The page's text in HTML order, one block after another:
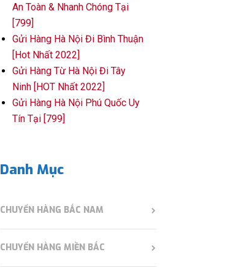
An Toàn & Nhanh Chóng Tại
[799]
Gửi Hàng Hà Nội Đi Bình Thuận
[Hot Nhất 2022]
Gửi Hàng Từ Hà Nội Đi Tây
Ninh [HOT Nhất 2022]
Gửi Hàng Hà Nội Phú Quốc Uy
Tín Tại [799]
Danh Mục
CHUYỂN HÀNG BẮC NAM
CHUYỂN HÀNG MIỀN BẮC